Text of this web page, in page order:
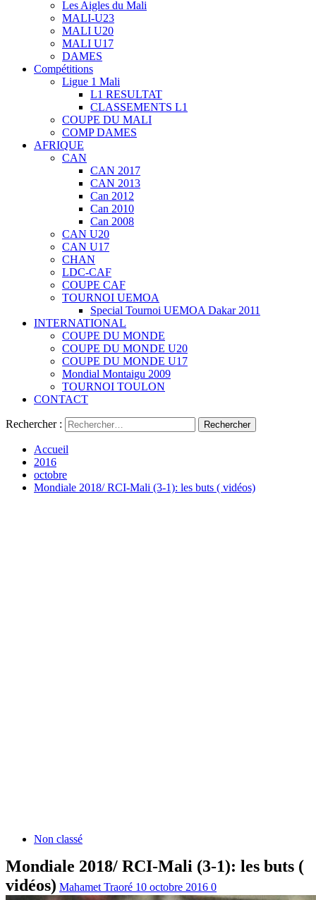
Les Aigles du Mali
MALI-U23
MALI U20
MALI U17
DAMES
Compétitions
Ligue 1 Mali
L1 RESULTAT
CLASSEMENTS L1
COUPE DU MALI
COMP DAMES
AFRIQUE
CAN
CAN 2017
CAN 2013
Can 2012
Can 2010
Can 2008
CAN U20
CAN U17
CHAN
LDC-CAF
COUPE CAF
TOURNOI UEMOA
Special Tournoi UEMOA Dakar 2011
INTERNATIONAL
COUPE DU MONDE
COUPE DU MONDE U20
COUPE DU MONDE U17
Mondial Montaigu 2009
TOURNOI TOULON
CONTACT
Rechercher :
Accueil
2016
octobre
Mondiale 2018/ RCI-Mali (3-1): les buts ( vidéos)
Non classé
Mondiale 2018/ RCI-Mali (3-1): les buts (
vidéos) Mahamet Traoré 10 octobre 2016 0